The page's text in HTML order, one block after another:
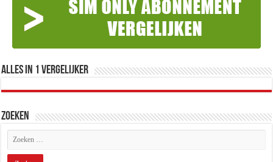
Alles in 1 Vergelijker
Zoeken